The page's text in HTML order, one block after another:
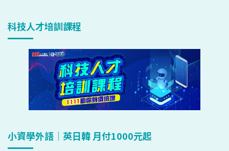
科技人才培訓課程
小資學外語｜英日韓 月付1000元起